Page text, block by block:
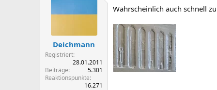
Deichmann
Registriert
28.01.2011
Beiträge
5.301
Reaktionspunkte
16.271
Wahrscheinlich auch schnell